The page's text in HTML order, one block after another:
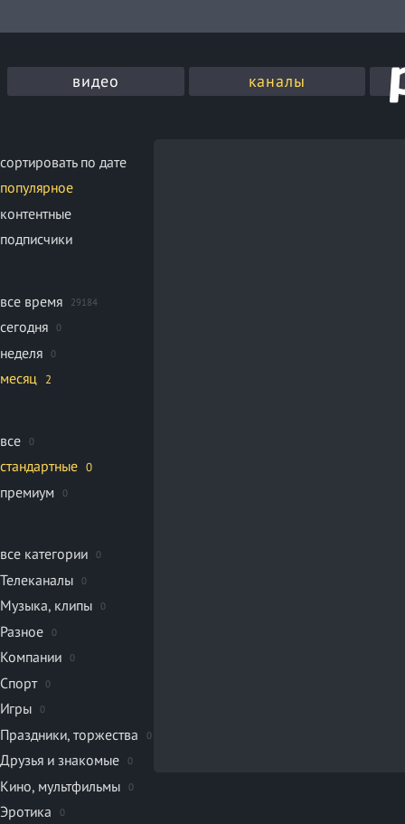
видео каналы
сортировать по дате
популярное
контентные
подписчики
все время 29184
сегодня 0
неделя 0
месяц 2
все 0
стандартные 0
премиум 0
все категории 0
Телеканалы 0
Музыка, клипы 0
Разное 0
Компании 0
Спорт 0
Игры 0
Праздники, торжества 0
Друзья и знакомые 0
Кино, мультфильмы 0
Эротика 0